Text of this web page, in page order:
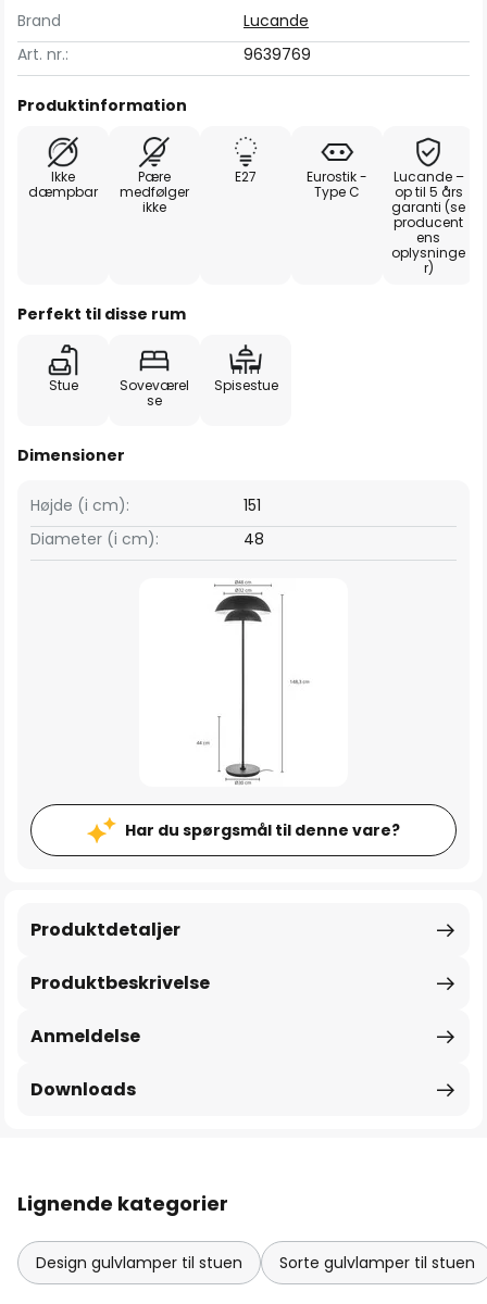
Brand
Lucande
Art. nr.:
9639769
Produktinformation
Ikke
dæmpbar
Pære
medfølger
ikke
E27
Eurostik -
Type C
Lucande –
op til 5 års
garanti (se
producent
ens
oplysninge
r)
Perfekt til disse rum
Stue
Soveværel
se
Spisestue
Dimensioner
Højde (i cm):
151
Diameter (i cm):
48
Har du spørgsmål til denne vare?
Produktbeskrivelse
Produktdetaljer
Anmeldelse
Downloads
Lignende kategorier
Design gulvlamper til stuen Sorte gulvlamper til stuen